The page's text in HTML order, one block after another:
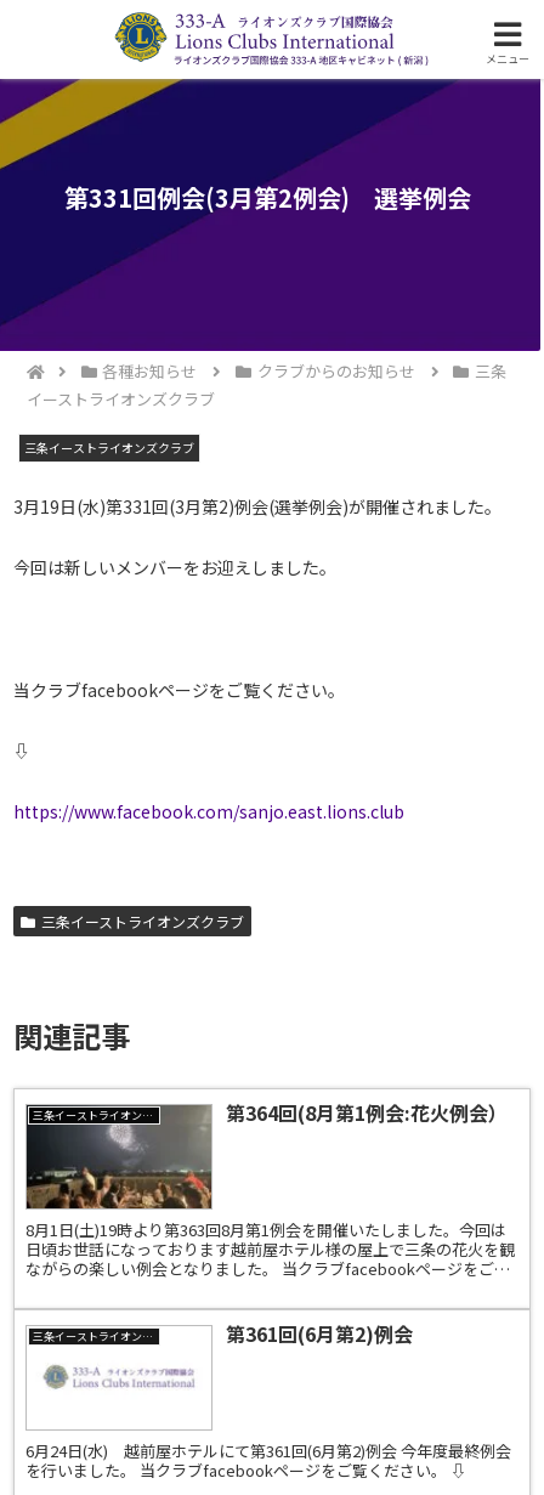
ライオンズクラブ国際協会333-A地区の活動
第331回例会(3月第2例会) 選挙例会
各種お知らせ クラブからのお知らせ
三条
イーストライオンズクラブ
三条イーストライオンズクラブ
3月19日(水)第331回(3月第2)例会(選挙例会)が開催されました。
今回は新しいメンバーをお迎えしました。
当クラブfacebookページをご覧ください。
⇩
https://www.facebook.com/sanjo.east.lions.club
三条イーストライオンズクラブ
関連記事
三条イーストライオンズクラブ 第364回(8月第1例会:花火例会）
8月1日(土)19時より第363回8月第1例会を開催いたしました。今回は
日頃お世話になっております越前屋ホテル様の屋上で三条の花火を観
ながらの楽しい例会となりました。 当クラブfacebookページをご覧
三条イーストライオンズクラブ 第361回(6月第2)例会
6月24日(水) 越前屋ホテルにて第361回(6月第2)例会 今年度最終例会
を行いました。 当クラブfacebookページをご覧ください。 ⇩
メニュー